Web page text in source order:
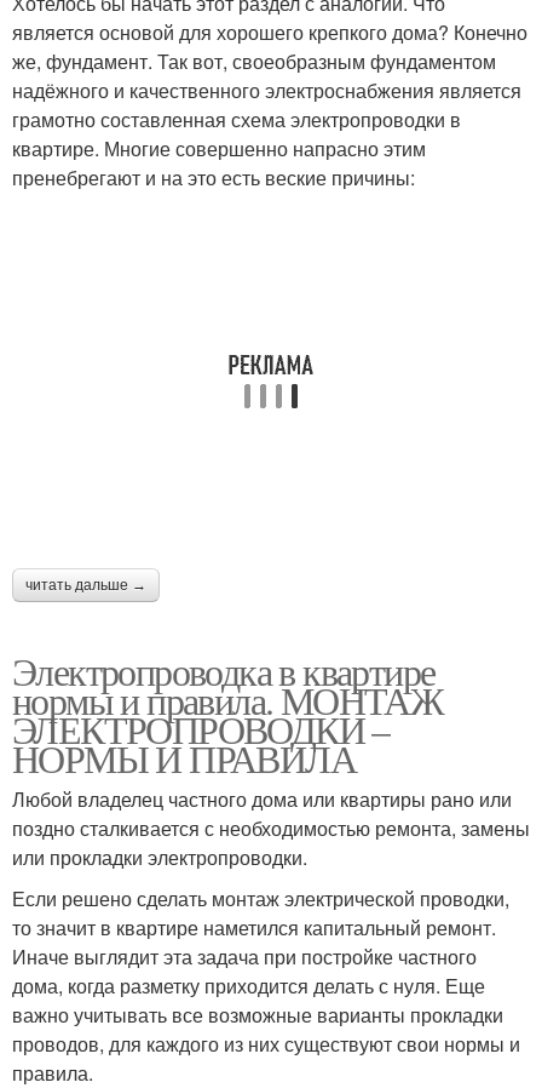
является основой для хорошего крепкого дома? Конечно
же, фундамент. Так вот, своеобразным фундаментом
надёжного и качественного электроснабжения является
грамотно составленная схема электропроводки в
квартире. Многие совершенно напрасно этим
пренебрегают и на это есть веские причины:
читать дальше →
Электропроводка в квартире
нормы и правила. МОНТАЖ
ЭЛЕКТРОПРОВОДКИ –
НОРМЫ И ПРАВИЛА
Любой владелец частного дома или квартиры рано или
поздно сталкивается с необходимостью ремонта, замены
или прокладки электропроводки.
Если решено сделать монтаж электрической проводки,
то значит в квартире наметился капитальный ремонт.
Иначе выглядит эта задача при постройке частного
дома, когда разметку приходится делать с нуля. Еще
важно учитывать все возможные варианты прокладки
проводов, для каждого из них существуют свои нормы и
правила.